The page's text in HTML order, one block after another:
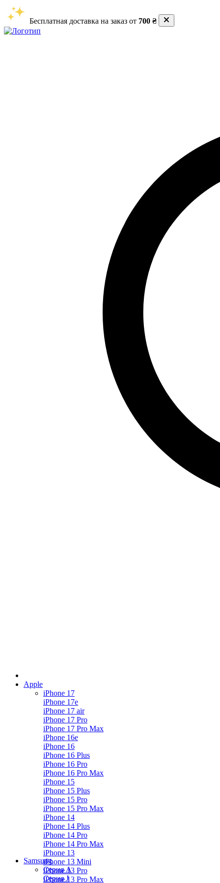
Бесплатная доставка на заказ от 700 ₴
Apple
iPhone 17
iPhone 17e
iPhone 17 air
iPhone 17 Pro
iPhone 17 Pro Max
iPhone 16e
iPhone 16
iPhone 16 Plus
iPhone 16 Pro
iPhone 16 Pro Max
iPhone 15
iPhone 15 Plus
iPhone 15 Pro
iPhone 15 Pro Max
iPhone 14
iPhone 14 Plus
iPhone 14 Pro
iPhone 14 Pro Max
iPhone 13
iPhone 13 Mini
iPhone 13 Pro
iPhone 13 Pro Max
Samsung
Серия А
Серия J